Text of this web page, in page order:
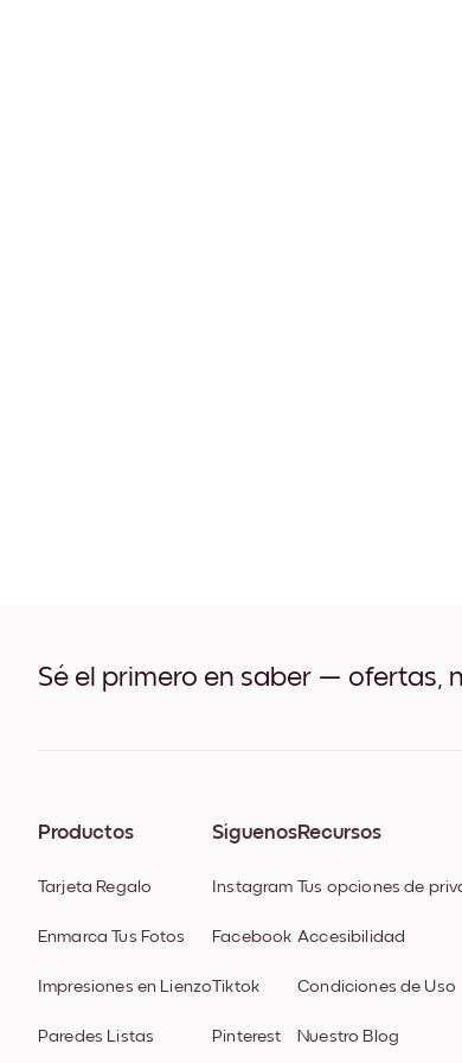
Sé el primero en saber — ofertas,
Productos
Tarjeta Regalo
Enmarca Tus Fotos
Impresiones en Lienzo
Paredes Listas
Síguenos
Instagram
Facebook
Tiktok
Pinterest
Recursos
Tus opciones de
Accesibilidad
Condiciones de Uso
Nuestro Blog